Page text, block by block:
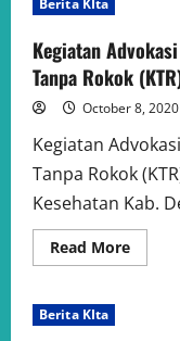
Berita KIta
Kegiatan
Tanpa Rokok
October 8, 2020
Kegiatan
Tanpa Rokok
Kesehatan Kab.
Read MoreRead
more
Berita KIta